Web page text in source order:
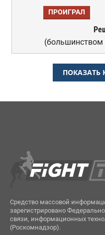
ПРОИГРАЛ
(большинством
Средство массовой
зарегистрировано
связи, информационных
(Роскомнадзор).